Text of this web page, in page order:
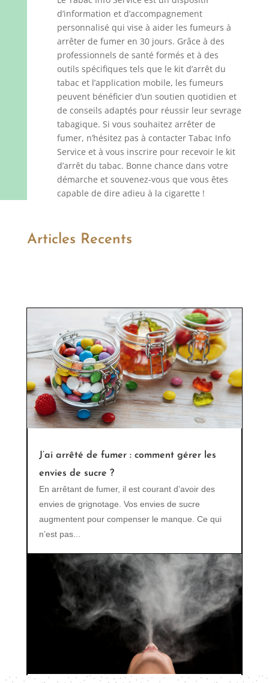
d’information et d’accompagnement
personnalisé qui vise à aider les fumeurs à
arrêter de fumer en 30 jours. Grâce à des
professionnels de santé formés et à des
outils spécifiques tels que le kit d’arrêt du
tabac et l’application mobile, les fumeurs
peuvent bénéficier d’un soutien quotidien et
de conseils adaptés pour réussir leur sevrage
tabagique. Si vous souhaitez arrêter de
fumer, n’hésitez pas à contacter Tabac Info
Service et à vous inscrire pour recevoir le kit
d’arrêt du tabac. Bonne chance dans votre
démarche et souvenez-vous que vous êtes
capable de dire adieu à la cigarette !
Articles Recents
J’ai arrêté de fumer : comment gérer les
envies de sucre ?
En arrêtant de fumer, il est courant d’avoir des
envies de grignotage. Vos envies de sucre
augmentent pour compenser le manque. Ce qui
n’est pas...